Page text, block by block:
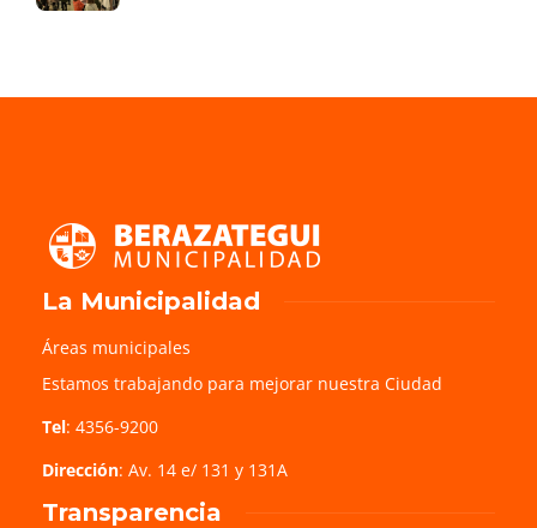
La Municipalidad
Áreas municipales
Estamos trabajando para mejorar nuestra Ciudad
Tel: 4356-9200
Dirección: Av. 14 e/ 131 y 131A
Transparencia